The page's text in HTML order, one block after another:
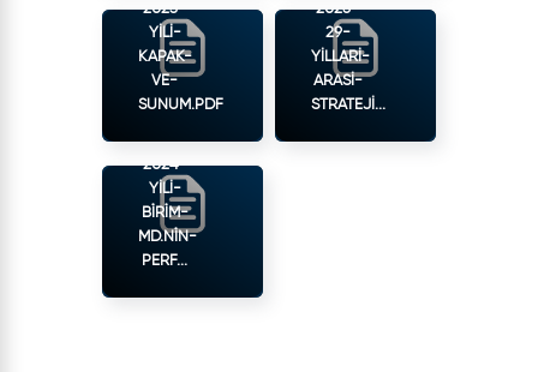
2023-
YILI-
KAPAK-
VE-
SUNUM.PDF
2025-
29-
YILLARI-
ARASI-
STRATEJI...
2024-
YILI-
BİRİM-
MD.NİN-
PERF...